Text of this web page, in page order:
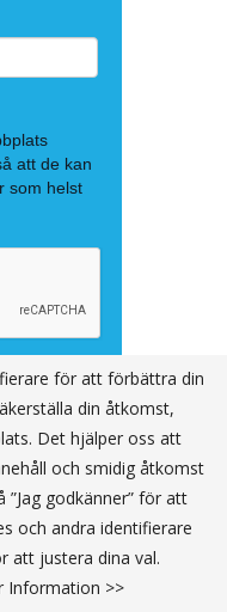
för att förbättra din
din åtkomst,
Det hjälper oss att
och smidig åtkomst
godkänner” för att
och andra identifierare
att justera dina val.
Information >>